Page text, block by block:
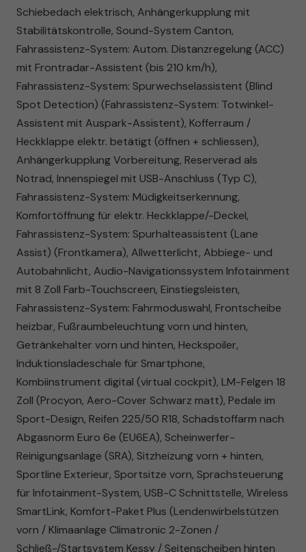
Schiebedach elektrisch, Anhängerkupplung mit
Stabilitätskontrolle, Sound-System Canton,
Fahrassistenz-System: Autom. Distanzregelung (ACC)
mit Frontradar-Assistent (bis 210 km/h),
Fahrassistenz-System: Spurwechselassistent (Blind
Spot Detection) (Fahrassistenz-System: Totwinkel-
Assistent mit Auspark-Assistent), Kofferraum /
Heckklappe elektr. betätigt (öffnen + schliessen),
Anhängerkupplung Vorbereitung, Reserverad als
Notrad, Innenspiegel mit USB-Anschluss (Typ C),
Fahrassistenz-System: Müdigkeitserkennung,
Komfortöffnung für elektr. Heckklappe/-Deckel,
Fahrassistenz-System: Spurhalteassistent (Lane
Assist) (Frontkamera), Allwetterlicht, Abbiege- und
Autobahnlicht, Audio-Navigationssystem Infotainment
mit 8 Zoll Farb-Touchscreen, Einstiegsleisten,
Fahrassistenz-System: Fahrmoduswahl, Frontscheibe
heizbar, Fußraumbeleuchtung vorn und hinten,
Getränkehalter vorn und hinten, Heckspoiler,
Induktionsladeschale für Smartphone,
Kombiinstrument digital (virtual cockpit), LM-Felgen 18
Zoll (Procyon, Aero-Cover Schwarz matt), Pedale im
Sport-Design, Reifen 225/50 R18, Schadstoffarm nach
Abgasnorm Euro 6e (EU6EA), Scheinwerfer-
Reinigungsanlage (SRA), Sitzheizung vorn + hinten,
Sportline Exterieur, Sportsitze vorn, Sprachsteuerung
für Infotainment-System, USB-C Schnittstelle, Wireless
SmartLink, Komfort-Paket Plus (Lendenwirbelstützen
vorn / Klimaanlage Climatronic 2-Zonen /
Schließ-/Startsystem Kessy / Seitenscheiben hinten